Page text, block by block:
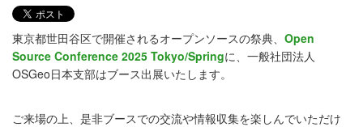
東京都世田谷区で開催されるオープンソースの祭典、 Open
Source Conference 2025 Tokyo/Springに、一般社団法人
OSGeo日本支部はブース出展いたします。
ご来場の上、是非ブースでの交流や情報収集を楽しんでいただけ